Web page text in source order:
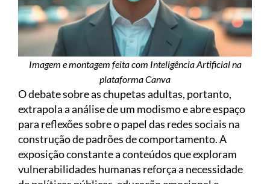
Imagem e montagem feita com Inteligência Artificial na
plataforma Canva
O debate sobre as chupetas adultas, portanto,
extrapola a análise de um modismo e abre espaço
para reflexões sobre o papel das redes sociais na
construção de padrões de comportamento. A
exposição constante a conteúdos que exploram
vulnerabilidades humanas reforça a necessidade